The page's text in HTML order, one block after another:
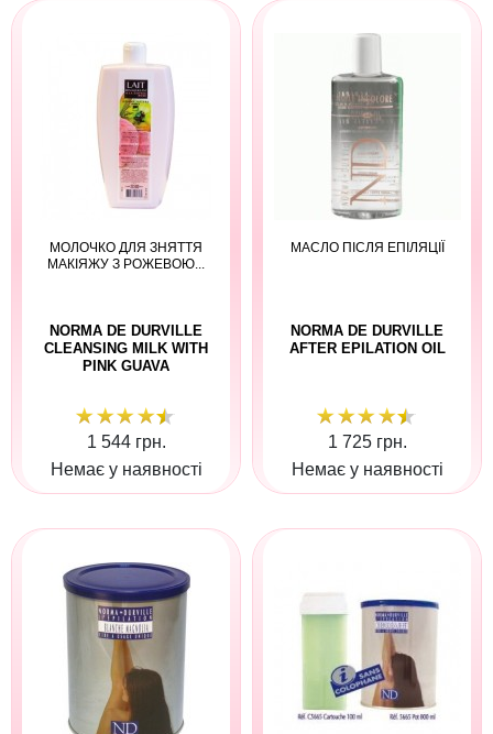
МОЛОЧКО ДЛЯ ЗНЯТТЯ
МАКІЯЖУ З РОЖЕВОЮ...
NORMA DE DURVILLE
CLEANSING MILK WITH
PINK GUAVA
1 544 грн.
Немає у наявності
МАСЛО ПІСЛЯ ЕПІЛЯЦІЇ
NORMA DE DURVILLE
AFTER EPILATION OIL
1 725 грн.
Немає у наявності